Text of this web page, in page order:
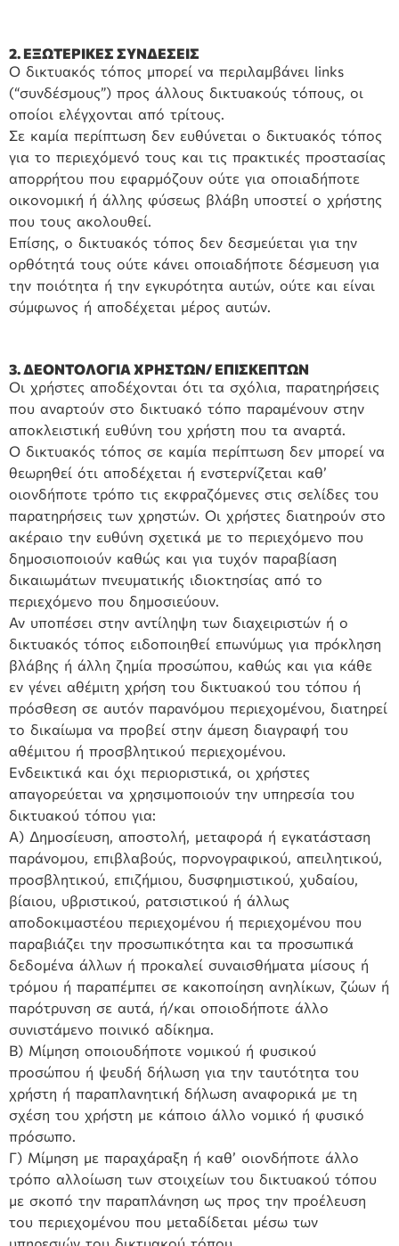
2. ΕΞΩΤΕΡΙΚΕΣ ΣΥΝΔΕΣΕΙΣ
Ο δικτυακός τόπος μπορεί να περιλαμβάνει links
(“συνδέσμους”) προς άλλους δικτυακούς τόπους, οι
οποίοι ελέγχονται από τρίτους.
Σε καμία περίπτωση δεν ευθύνεται ο δικτυακός τόπος
για το περιεχόμενό τους και τις πρακτικές προστασίας
απορρήτου που εφαρμόζουν ούτε για οποιαδήποτε
οικονομική ή άλλης φύσεως βλάβη υποστεί ο χρήστης
που τους ακολουθεί.
Επίσης, ο δικτυακός τόπος δεν δεσμεύεται για την
ορθότητά τους ούτε κάνει οποιαδήποτε δέσμευση για
την ποιότητα ή την εγκυρότητα αυτών, ούτε και είναι
σύμφωνος ή αποδέχεται μέρος αυτών.
3. ΔΕΟΝΤΟΛΟΓΙΑ ΧΡΗΣΤΩΝ/ ΕΠΙΣΚΕΠΤΩΝ
Οι χρήστες αποδέχονται ότι τα σχόλια, παρατηρήσεις
που αναρτούν στο δικτυακό τόπο παραμένουν στην
αποκλειστική ευθύνη του χρήστη που τα αναρτά.
Ο δικτυακός τόπος σε καμία περίπτωση δεν μπορεί να
θεωρηθεί ότι αποδέχεται ή ενστερνίζεται καθ’
οιονδήποτε τρόπο τις εκφραζόμενες στις σελίδες του
παρατηρήσεις των χρηστών. Οι χρήστες διατηρούν στο
ακέραιο την ευθύνη σχετικά με το περιεχόμενο που
δημοσιοποιούν καθώς και για τυχόν παραβίαση
δικαιωμάτων πνευματικής ιδιοκτησίας από το
περιεχόμενο που δημοσιεύουν.
Αν υποπέσει στην αντίληψη των διαχειριστών ή ο
δικτυακός τόπος ειδοποιηθεί επωνύμως για πρόκληση
βλάβης ή άλλη ζημία προσώπου, καθώς και για κάθε
εν γένει αθέμιτη χρήση του δικτυακού του τόπου ή
πρόσθεση σε αυτόν παρανόμου περιεχομένου, διατηρεί
το δικαίωμα να προβεί στην άμεση διαγραφή του
αθέμιτου ή προσβλητικού περιεχομένου.
Ενδεικτικά και όχι περιοριστικά, οι χρήστες
απαγορεύεται να χρησιμοποιούν την υπηρεσία του
δικτυακού τόπου για:
Α) Δημοσίευση, αποστολή, μεταφορά ή εγκατάσταση
παράνομου, επιβλαβούς, πορνογραφικού, απειλητικού,
προσβλητικού, επιζήμιου, δυσφημιστικού, χυδαίου,
βίαιου, υβριστικού, ρατσιστικού ή άλλως
αποδοκιμαστέου περιεχομένου ή περιεχομένου που
παραβιάζει την προσωπικότητα και τα προσωπικά
δεδομένα άλλων ή προκαλεί συναισθήματα μίσους ή
τρόμου ή παραπέμπει σε κακοποίηση ανηλίκων, ζώων ή
παρότρυνση σε αυτά, ή/και οποιοδήποτε άλλο
συνιστάμενο ποινικό αδίκημα.
Β) Μίμηση οποιουδήποτε νομικού ή φυσικού
προσώπου ή ψευδή δήλωση για την ταυτότητα του
χρήστη ή παραπλανητική δήλωση αναφορικά με τη
σχέση του χρήστη με κάποιο άλλο νομικό ή φυσικό
πρόσωπο.
Γ) Μίμηση με παραχάραξη ή καθ’ οιονδήποτε άλλο
τρόπο αλλοίωση των στοιχείων του δικτυακού τόπου
με σκοπό την παραπλάνηση ως προς την προέλευση
του περιεχομένου που μεταδίδεται μέσω των